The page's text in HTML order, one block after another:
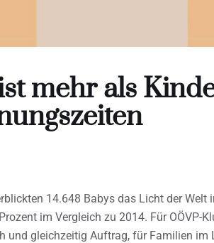
mehr als
14.648 Babys das Licht der Welt
im Vergleich zu 2014. Für OÖVP-
und gleichzeitig Auftrag, für Familien im